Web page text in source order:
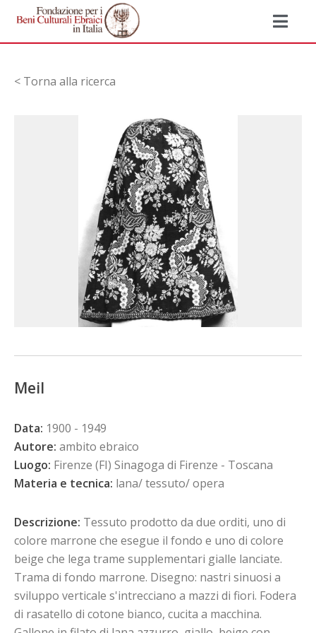
< Torna alla ricerca
Meil
Data: 1900 - 1949
Autore: ambito ebraico
Luogo: Firenze (FI) Sinagoga di Firenze - Toscana
Materia e tecnica: lana/ tessuto/ opera
Descrizione: Tessuto prodotto da due orditi, uno di
colore marrone che esegue il fondo e uno di colore
beige che lega trame supplementari gialle lanciate.
Trama di fondo marrone. Disegno: nastri sinuosi a
sviluppo verticale s'intrecciano a mazzi di fiori. Fodera
di rasatello di cotone bianco, cucita a macchina.